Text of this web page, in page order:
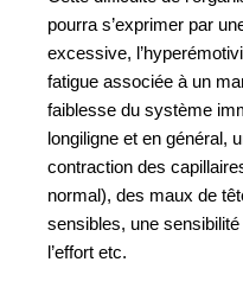
pourra s’exprimer par
excessive,
fatigue associée à un
faiblesse du système
longiligne et en général,
contraction des
normal), des maux de
sensibles, une
l’effort etc.